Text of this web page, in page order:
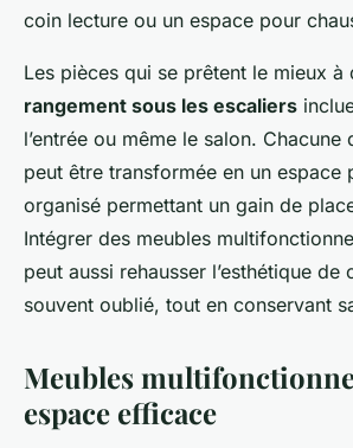
coin lecture ou un espace pour
Les pièces qui se prêtent le mieux à
rangement sous les escaliers
l’entrée ou même le salon. Chacune
peut être transformée en un espace
organisé permettant un gain de
Intégrer des meubles
peut aussi rehausser l’esthétique de
souvent oublié, tout en conservant
Meubles
espace efficace